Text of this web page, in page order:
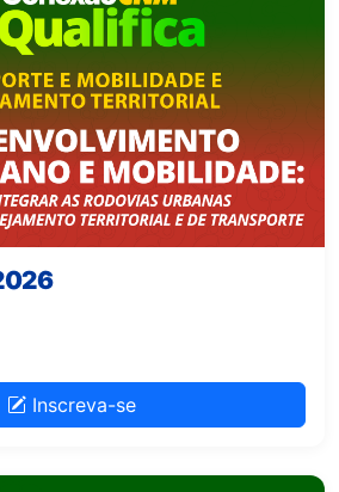
Inscreva-se